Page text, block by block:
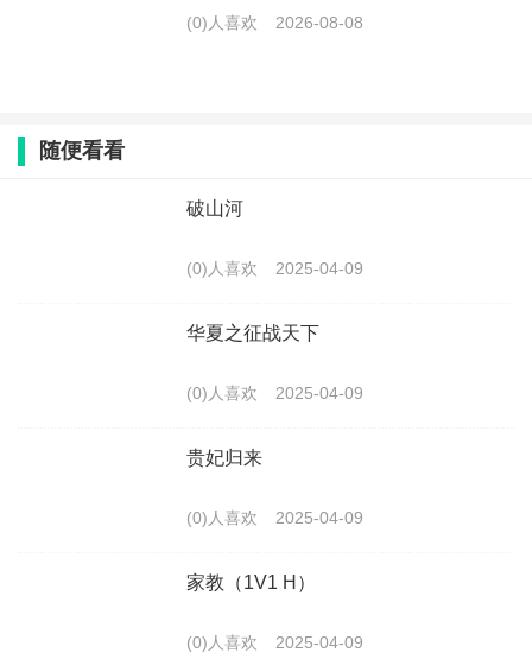
(0)人喜欢 2026-08-08
随便看看
破山河
(0)人喜欢 2025-04-09
华夏之征战天下
(0)人喜欢 2025-04-09
贵妃归来
(0)人喜欢 2025-04-09
家教（1V1 H）
(0)人喜欢 2025-04-09